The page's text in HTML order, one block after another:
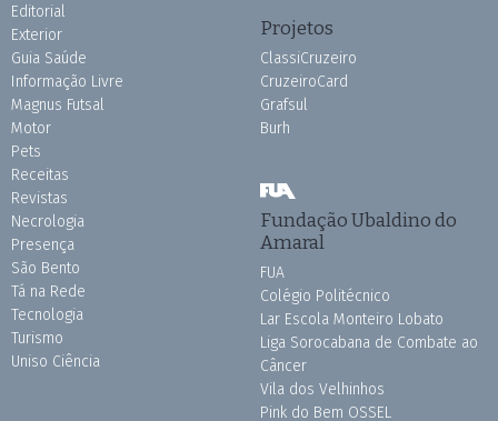
Editorial
Exterior
Guia Saúde
Informação Livre
Magnus Futsal
Motor
Pets
Receitas
Revistas
Necrologia
Presença
São Bento
Tá na Rede
Tecnologia
Turismo
Uniso Ciência
Projetos
ClassiCruzeiro
CruzeiroCard
Grafsul
Burh
Fundação Ubaldino do
Amaral
FUA
Colégio Politécnico
Lar Escola Monteiro Lobato
Liga Sorocabana de Combate ao
Câncer
Vila dos Velhinhos
Pink do Bem OSSEL